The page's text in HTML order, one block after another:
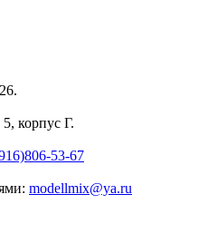
корпус Г.
53-67
modellmix@ya.ru